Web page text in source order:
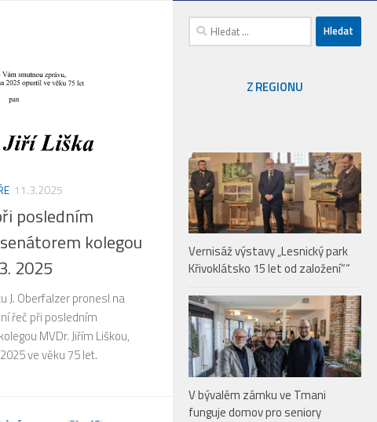
11.3.2025
posledním
kolegou
2025
J. Oberfalzer pronesl na
řeč při posledním
MVDr. Jiřím Liškou,
ve věku 75 let.
Vyhledávání
Z REGIONU
Vernisáž výstavy „Lesnický park
Křivoklátsko 15 let od založení““
V bývalém zámku ve Tmani
funguje domov pro seniory